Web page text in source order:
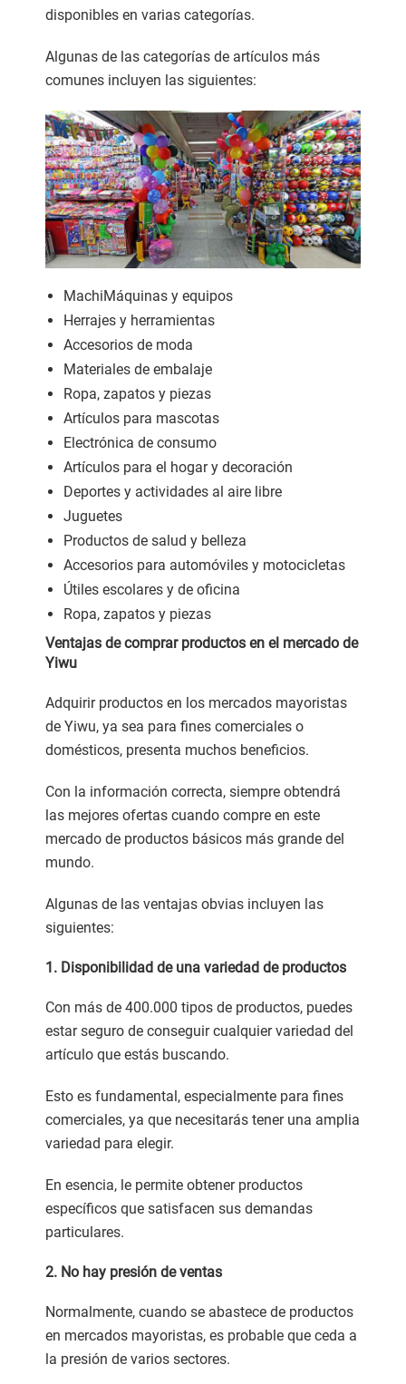
disponibles en varias categorías.
Algunas de las categorías de artículos más
comunes incluyen las siguientes:
MachiMáquinas y equipos
Herrajes y herramientas
Accesorios de moda
Materiales de embalaje
Ropa, zapatos y piezas
Artículos para mascotas
Electrónica de consumo
Artículos para el hogar y decoración
Deportes y actividades al aire libre
Juguetes
Productos de salud y belleza
Accesorios para automóviles y motocicletas
Útiles escolares y de oficina
Ropa, zapatos y piezas
Ventajas de comprar productos en el mercado de
Yiwu
Adquirir productos en los mercados mayoristas
de Yiwu, ya sea para fines comerciales o
domésticos, presenta muchos beneficios.
Con la información correcta, siempre obtendrá
las mejores ofertas cuando compre en este
mercado de productos básicos más grande del
mundo.
Algunas de las ventajas obvias incluyen las
siguientes:
1. Disponibilidad de una variedad de productos
Con más de 400.000 tipos de productos, puedes
estar seguro de conseguir cualquier variedad del
artículo que estás buscando.
Esto es fundamental, especialmente para fines
comerciales, ya que necesitarás tener una amplia
variedad para elegir.
En esencia, le permite obtener productos
específicos que satisfacen sus demandas
particulares.
2. No hay presión de ventas
Normalmente, cuando se abastece de productos
en mercados mayoristas, es probable que ceda a
la presión de varios sectores.